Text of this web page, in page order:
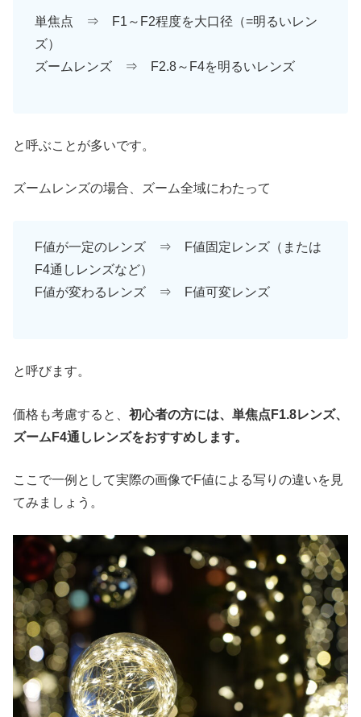
単焦点 ⇒ F1～F2程度を大口径（=明るいレン
ズ）
ズームレンズ ⇒ F2.8～F4を明るいレンズ
と呼ぶことが多いです。
ズームレンズの場合、ズーム全域にわたって
F値が一定のレンズ ⇒ F値固定レンズ（または
F4通しレンズなど）
F値が変わるレンズ ⇒ F値可変レンズ
と呼びます。
価格も考慮すると、 初心者の方には、単焦点F1.8レンズ、
ズームF4通しレンズをおすすめします。
ここで一例として実際の画像でF値による写りの違いを見
てみましょう。